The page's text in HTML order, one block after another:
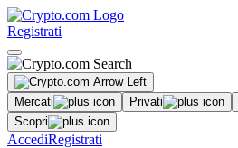
Registrati
Mercati Privati
Scopri
AccediRegistrati